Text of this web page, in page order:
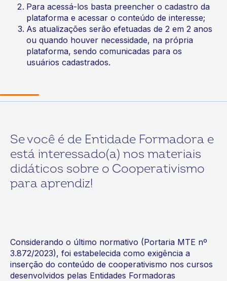
Para acessá-los basta preencher o cadastro da
plataforma e acessar o conteúdo de interesse;
As atualizações serão efetuadas de 2 em 2 anos
ou quando houver necessidade, na própria
plataforma, sendo comunicadas para os
usuários cadastrados.
Se você é de Entidade Formadora e
está interessado(a) nos materiais
didáticos sobre o Cooperativismo
para aprendiz!
Considerando o último normativo (Portaria MTE nº
3.872/2023), foi estabelecida como exigência a
inserção do conteúdo de cooperativismo nos cursos
desenvolvidos pelas Entidades Formadoras